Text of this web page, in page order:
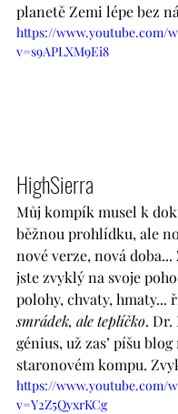
planetě Zemi lépe bez
https://www.youtube.com/
v=s9APLXM9Ei8
HighSierra
Můj kompík musel k
běžnou prohlídku, ale
nové verze, nová
jste zvyklý na svoje
polohy, chvaty, hmaty...
smrádek, ale teplíčko. Dr.
génius, už zas’ píšu blog
staronovém kompu.
https://www.youtube.com/
v=Y2Z5QyxrKCg